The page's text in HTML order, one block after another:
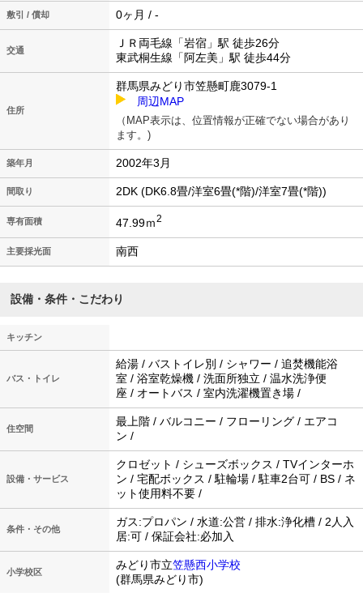
敷引 / 償却 0ヶ月 / -
交通
ＪＲ両毛線「岩宿」駅 徒歩26分
東武桐生線「阿左美」駅 徒歩44分
住所
群馬県みどり市笠懸町鹿3079-1
周辺MAP
（MAP表示は、位置情報が正確でない場合があり
ます。)
築年月 2002年3月
間取り 2DK (DK6.8畳/洋室6畳(*階)/洋室7畳(*階))
専有面積 47.99ｍ2
主要採光面 南西
設備・条件・こだわり
キッチン
バス・トイレ
給湯 / バストイレ別 / シャワー / 追焚機能浴
室 / 浴室乾燥機 / 洗面所独立 / 温水洗浄便
座 / オートバス / 室内洗濯機置き場 /
住空間
最上階 / バルコニー / フローリング / エアコ
ン /
設備・サービス
クロゼット / シューズボックス / TVインターホ
ン / 宅配ボックス / 駐輪場 / 駐車2台可 / BS / ネ
ット使用料不要 /
条件・その他
ガス:プロパン / 水道:公営 / 排水:浄化槽 / 2人入
居:可 / 保証会社:必加入
小学校区
みどり市立笠懸西小学校
(群馬県みどり市)